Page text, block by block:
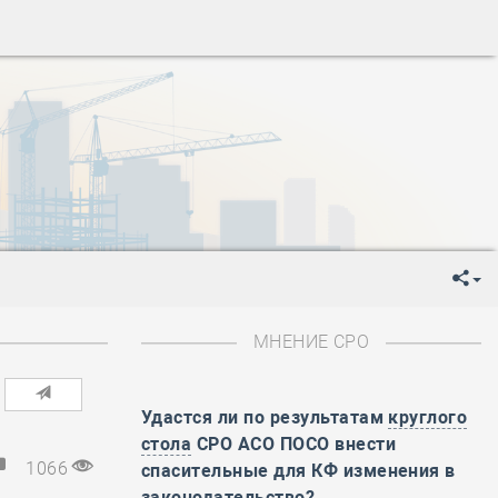
День Государственного флага Российской Федерации
-День знаний
День сотрудника органов внутренних дел РФ
День полного освобождения Ленинграда от фашистской
Весны и Труда
Победы!
День Государственного флага Российской Федерации
День сотрудника органов внутренних дел РФ
День полного освобождения Ленинграда от фашистской
Весны и Труда
1066
МНЕНИЕ СРО
Удастся ли по результатам круглого
стола СРО АСО ПОСО внести
спасительные для КФ изменения в